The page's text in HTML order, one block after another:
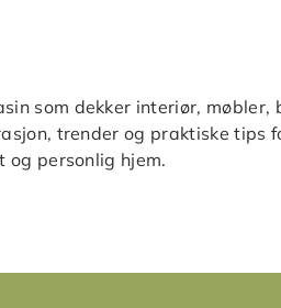
som dekker interiør, møbler,
trender og praktiske tips
og personlig hjem.